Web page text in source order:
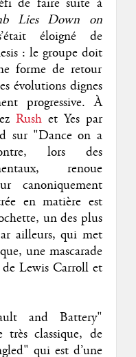
de faire suite à
Lies Down on
éloigné de
: le groupe doit
forme de retour
évolutions dignes
progressive. À
Rush et Yes par
sur "Dance on a
lors des
renoue
canoniquement
en matière est
un des plus
ailleurs, qui met
une mascarade
Lewis Carroll et
and Battery"
très classique, de
qui est d’une